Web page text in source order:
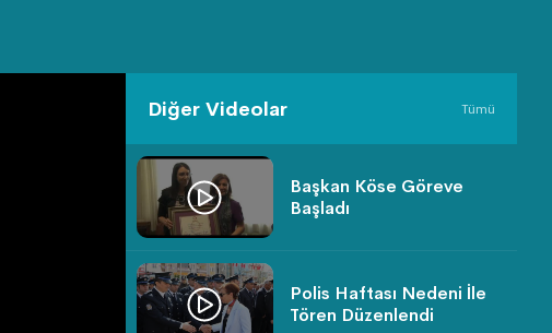
Diğer Videolar Tümü
Başkan Köse Göreve
Başladı
Polis Haftası Nedeni İle
Tören Düzenlendi